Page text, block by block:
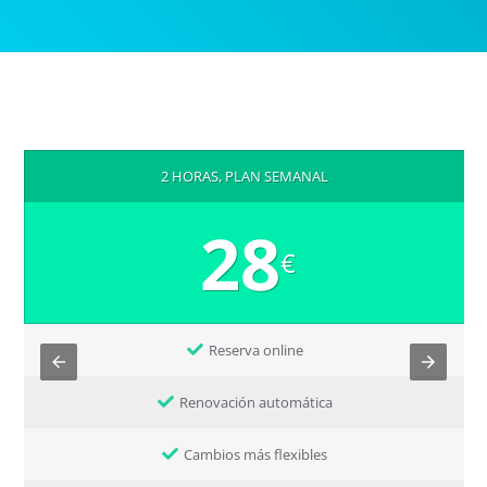
2 HORAS, PLAN SEMANAL
28€
Reserva online
Renovación automática
Cambios más flexibles